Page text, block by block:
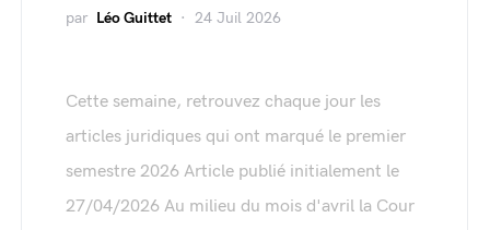
par Léo Guittet 24 Juil 2026
Cette semaine, retrouvez chaque jour les
articles juridiques qui ont marqué le premier
semestre 2026 Article publié initialement le
27/04/2026 Au milieu du mois d'avril la Cour